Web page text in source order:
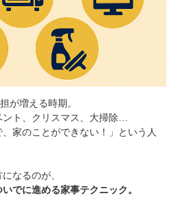
が増える時期。
ト、クリスマス、大掃除…
家のことができない！」という人
なるのが、
でに進める家事テクニック。